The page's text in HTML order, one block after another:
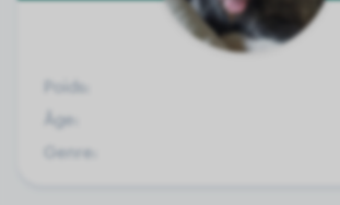
Poids:
Âge:
Genre: